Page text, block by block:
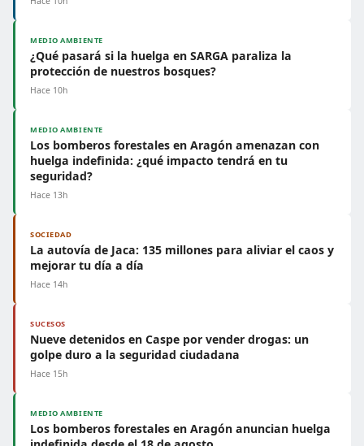
MEDIO AMBIENTE
¿Qué pasará si la huelga en SARGA paraliza la
protección de nuestros bosques?
Hace 10h
MEDIO AMBIENTE
Los bomberos forestales en Aragón amenazan con
huelga indefinida: ¿qué impacto tendrá en tu
seguridad?
Hace 13h
SOCIEDAD
La autovía de Jaca: 135 millones para aliviar el caos y
mejorar tu día a día
Hace 14h
SUCESOS
Nueve detenidos en Caspe por vender drogas: un
golpe duro a la seguridad ciudadana
Hace 15h
MEDIO AMBIENTE
Los bomberos forestales en Aragón anuncian huelga